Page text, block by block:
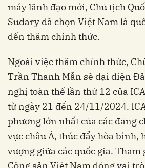
máy lãnh đạo mới, Chủ tịch
Sudary đã chọn Việt Nam là
đến thăm chính thức.
Ngoài việc thăm chính thức,
Trần Thanh Mẫn sẽ đại diện
nghị toàn thể lần thứ 12 của
từ ngày 21 đến 24/11/2024.
phương lớn nhất của các đảng
vực châu Á, thúc đẩy hòa bình,
vượng giữa các quốc gia. Tham
Cộng sản Việt Nam đóng vai